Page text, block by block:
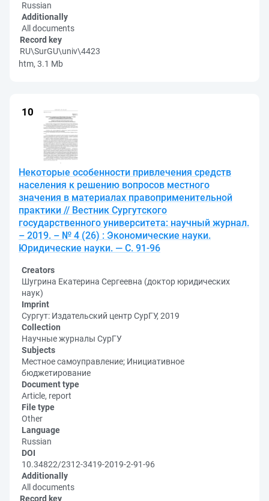
Russian
Additionally
All documents
Record key
RU\SurGU\univ\4423
htm, 3.1 Mb
Некоторые особенности привлечения средств
населения к решению вопросов местного
значения в материалах правоприменительной
практики // Вестник Сургутского
государственного университета: научный журнал.
– 2019. – № 4 (26) : Экономические науки.
Юридические науки. — С. 91-96
Creators
Шугрина Екатерина Сергеевна (доктор юридических
наук)
Imprint
Сургут: Издательский центр СурГУ, 2019
Collection
Научные журналы СурГУ
Subjects
Местное самоуправление; Инициативное
бюджетирование
Document type
Article, report
File type
Other
Language
Russian
DOI
10.34822/2312-3419-2019-2-91-96
Additionally
All documents
Record key